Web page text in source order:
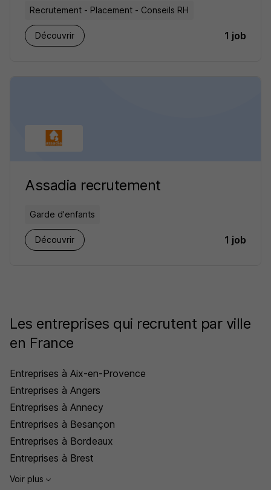
Recrutement - Placement - Conseils RH
Découvrir 1 job
Assadia recrutement
Garde d'enfants
Découvrir 1 job
Les entreprises qui recrutent par ville
en France
Entreprises à Aix-en-Provence
Entreprises à Angers
Entreprises à Annecy
Entreprises à Besançon
Entreprises à Bordeaux
Entreprises à Brest
Voir plus